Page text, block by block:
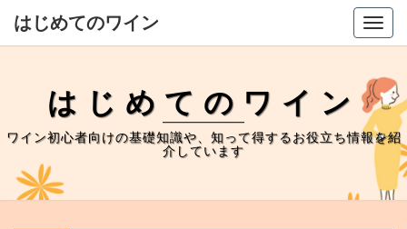
はじめてのワイン
はじめてのワイン
ワイン初心者向けの基礎知識や、知って得するお役立ち情報を紹
介しています